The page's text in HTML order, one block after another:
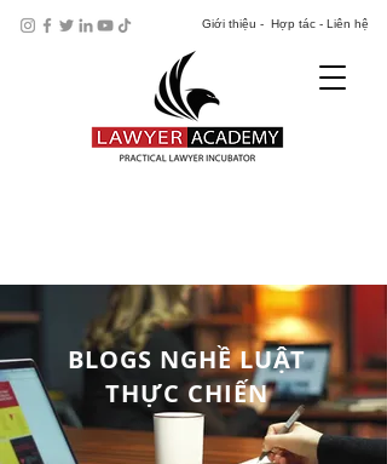
​Giới thiệu - Hợp tác - Liên hệ
​BLOGS NGHỀ LUẬT
THỰC CHIẾN